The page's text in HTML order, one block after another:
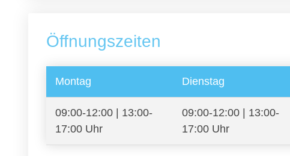
Öffnungszeiten
Montag Dienstag
09:00-12:00 | 13:00-
17:00 Uhr
09:00-12:00 | 13:00-
17:00 Uhr